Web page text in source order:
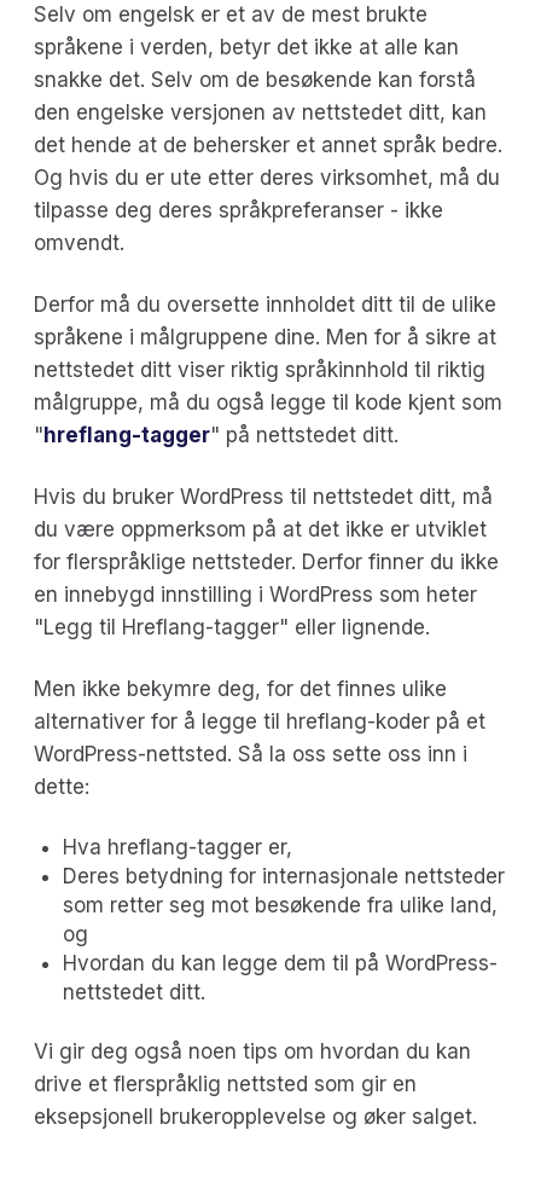
Selv om engelsk er et av de mest brukte
språkene i verden, betyr det ikke at alle kan
snakke det. Selv om de besøkende kan forstå
den engelske versjonen av nettstedet ditt, kan
det hende at de behersker et annet språk bedre.
Og hvis du er ute etter deres virksomhet, må du
tilpasse deg deres språkpreferanser - ikke
omvendt.
Derfor må du oversette innholdet ditt til de ulike
språkene i målgruppene dine. Men for å sikre at
nettstedet ditt viser riktig språkinnhold til riktig
målgruppe, må du også legge til kode kjent som
"hreflang-tagger" på nettstedet ditt.
Hvis du bruker WordPress til nettstedet ditt, må
du være oppmerksom på at det ikke er utviklet
for flerspråklige nettsteder. Derfor finner du ikke
en innebygd innstilling i WordPress som heter
"Legg til Hreflang-tagger" eller lignende.
Men ikke bekymre deg, for det finnes ulike
alternativer for å legge til hreflang-koder på et
WordPress-nettsted. Så la oss sette oss inn i
dette:
Hva hreflang-tagger er,
Deres betydning for internasjonale nettsteder
som retter seg mot besøkende fra ulike land,
og
Hvordan du kan legge dem til på WordPress-
nettstedet ditt.
Vi gir deg også noen tips om hvordan du kan
drive et flerspråklig nettsted som gir en
eksepsjonell brukeropplevelse og øker salget.